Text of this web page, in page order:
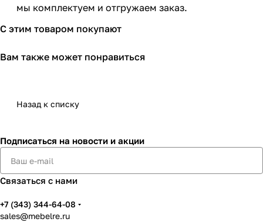
мы комплектуем и отгружаем заказ.​
С этим товаром покупают
Вам также может понравиться
Назад к списку
Подписаться на новости и акции
Связаться с нами
+7 (343) 344-64-08
sales@mebelre.ru